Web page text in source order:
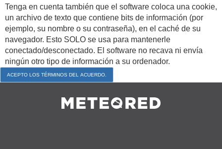
Tenga en cuenta también que el software coloca una cookie,
un archivo de texto que contiene bits de información (por
ejemplo, su nombre o su contraseña), en el caché de su
navegador. Esto SOLO se usa para mantenerle
conectado/desconectado. El software no recava ni envía
ningún otro tipo de información a su ordenador.